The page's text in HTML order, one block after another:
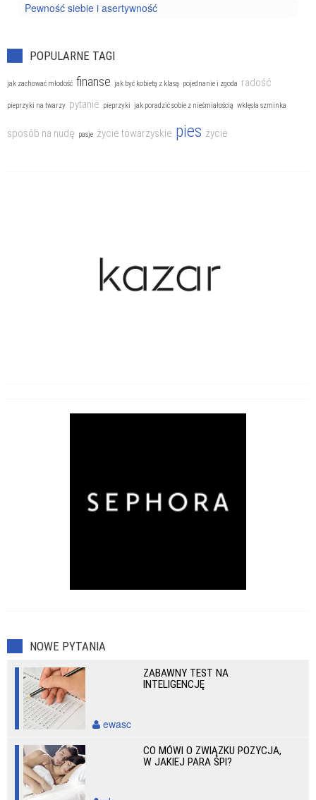
Pewność siebie i asertywność
POPULARNE TAGI
jak zachować młodość finanse jak być kobietą z klasą pojednanie i zgoda radość
pieprzyki na twarzy pytanie pieprzyki jak poradzić sobie z nieśmiałością wklęsła szminka
sposób na nudę pasje życie towarzyskie pies życie
NOWE PYTANIA
ZABAWNY TEST NA
INTELIGENCJĘ
ewasc
CO MÓWI O ZWIĄZKU POZYCJA,
W JAKIEJ PARA ŚPI?